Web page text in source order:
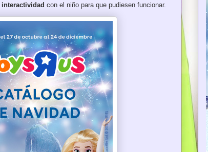
interactividad con el niño para que pudiesen funcionar.